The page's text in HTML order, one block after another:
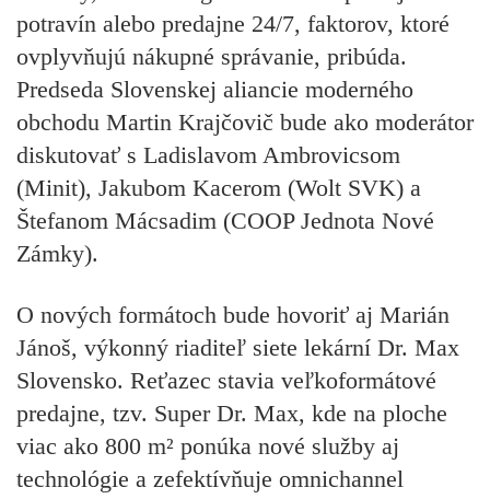
potravín alebo predajne 24/7, faktorov, ktoré
ovplyvňujú nákupné správanie, pribúda.
Predseda Slovenskej aliancie moderného
obchodu Martin Krajčovič bude ako moderátor
diskutovať s Ladislavom Ambrovicsom
(Minit), Jakubom Kacerom (Wolt SVK) a
Štefanom Mácsadim (COOP Jednota Nové
Zámky).
O nových formátoch bude hovoriť aj Marián
Jánoš, výkonný riaditeľ siete lekární Dr. Max
Slovensko. Reťazec stavia veľkoformátové
predajne, tzv. Super Dr. Max, kde na ploche
viac ako 800 m² ponúka nové služby aj
technológie a zefektívňuje omnichannel